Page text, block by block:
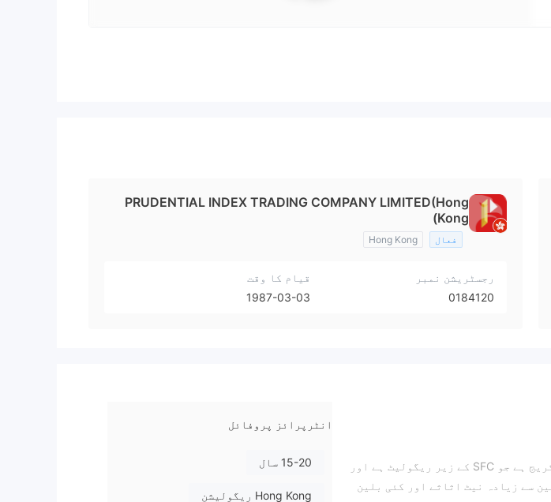
PRUDENTIAL INDEX TRADING COMPANY LIMITED(Hong
Kong)
فعال Hong Kong
رجسٹریشن نمبر
0184120
قیام کا وقت
1987-03-03
Prudential Brokerage Limited (پرودینشل) ہانگ کانگ میں قائم 1985 میں ایک بروکریج ہے جو SFC کے زیر ریگولیٹ ہے اور
سے زیادہ نیٹ اثاثے اور کئی بلین
انٹرپرائز پروفائل
15-20 سال
Hong Kong ریگولیشن